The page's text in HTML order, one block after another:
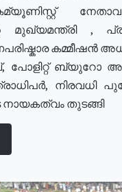
മുഖ്യമന്ത്രി ,
കമ്മീഷൻ
പോളിറ്റ് ബ്യുറോ
തുടങ്ങി